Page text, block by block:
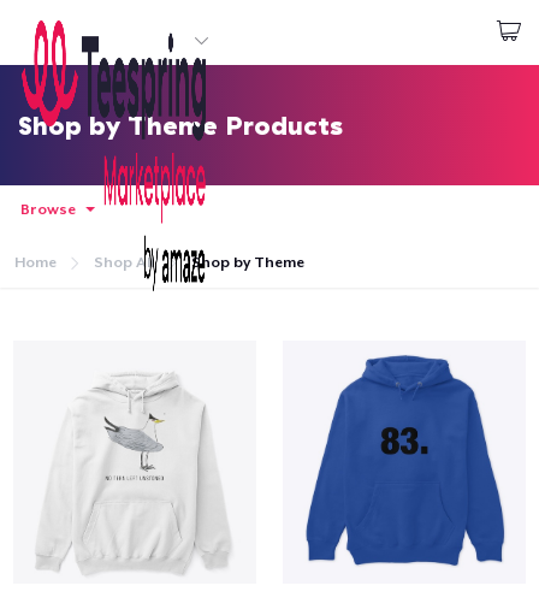
Start creating
Đăng nhập
Theo dõi Đơn hàng của bạn
Cách thức hoạt động
Shop by Theme Products
Browse
Home Shop All Shop by Theme